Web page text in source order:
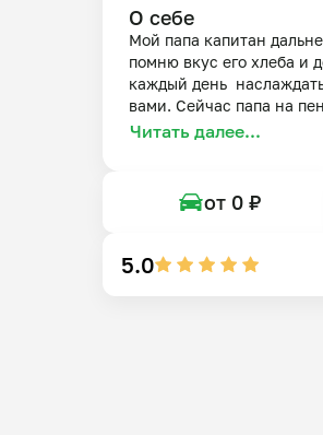
О себе
Мой папа капитан
помню вкус его хлеба и
каждый день
вами. Сейчас папа на
каждую булку с особым
ингредиентов. Печет с
только в хорошем
пробуйте и
Читать далее...
от 0 ₽
5.0